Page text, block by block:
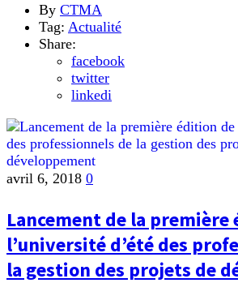
By CTMA
Tag: Actualité
Share:
facebook
twitter
linkedi
avril 6, 2018 0
Lancement de la
l’université d’été des
la gestion des projets de